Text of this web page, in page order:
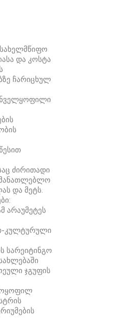
და კოსტა
ჩარიცხულ
ძირითადი
და მეტს.
არაუმეტეს
კულტურული
სარეიტინგო
ჯგუფის